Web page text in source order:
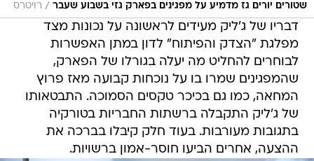
שטורים יורים גז מדמיע על מפגינים בפארק גזי בשבוע שעבר / רויטרס
דבריו של ג'ליק מעידים לראשונה על נכונות מצד
מפלגת "הצדק והפיתוח" לדון במתן האפשרות
לבוחרים להחליט מה יעלה בגורלו של הפארק,
שהמפגינים שמרו בו על נוכחות קבועה מאז פרוץ
המחאה, כמו גם בכיכר טקסים הסמוכה. התבטאותו
של ג'ליק התקבלה ברשתות החבריות בטורקיה
בתגובות מעורבות. בעוד חלק קיבלו בברכה את
ההצעה, אחרים הביעו חוסר-אמון ברשויות.